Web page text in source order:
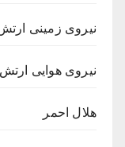
نیروی زمینی
نیروی هوایی
هلال احمر